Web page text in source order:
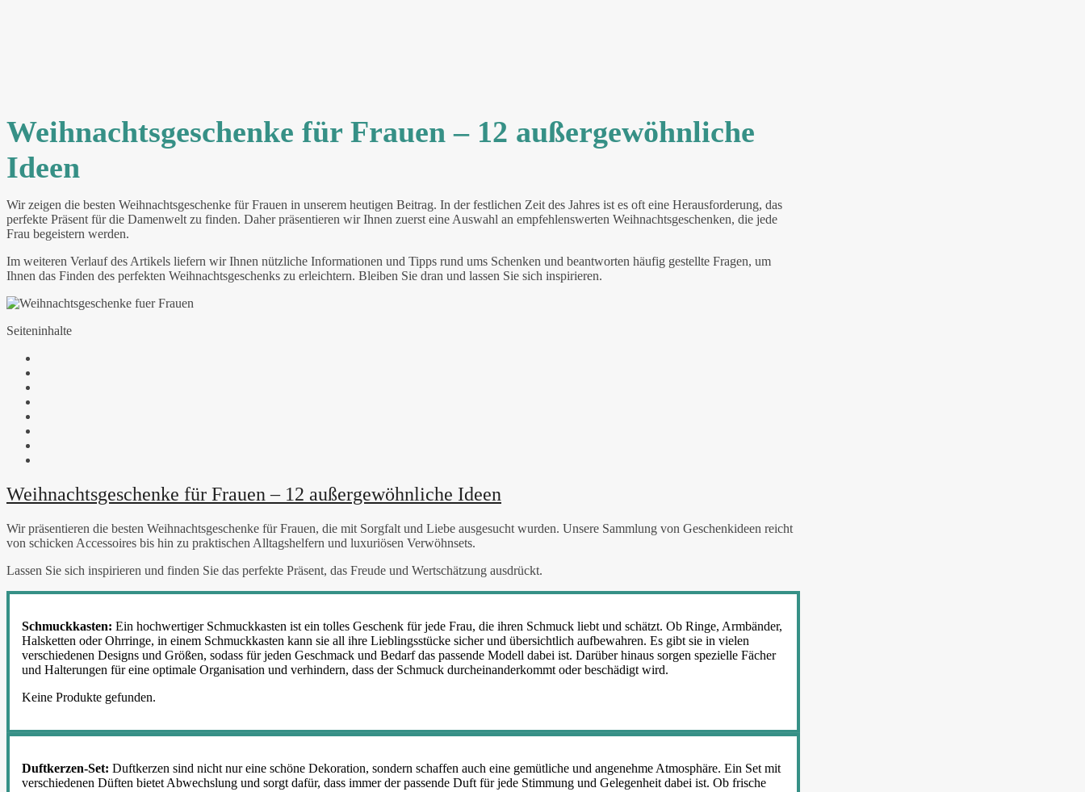
Weihnachtsgeschenke für Frauen – 12 außergewöhnliche
Ideen
Wir zeigen die besten Weihnachtsgeschenke für Frauen in unserem heutigen Beitrag. In der festlichen Zeit des Jahres ist es oft eine Herausforderung, das
perfekte Präsent für die Damenwelt zu finden. Daher präsentieren wir Ihnen zuerst eine Auswahl an empfehlenswerten Weihnachtsgeschenken, die jede
Frau begeistern werden.
Im weiteren Verlauf des Artikels liefern wir Ihnen nützliche Informationen und Tipps rund ums Schenken und beantworten häufig gestellte Fragen, um
Ihnen das Finden des perfekten Weihnachtsgeschenks zu erleichtern. Bleiben Sie dran und lassen Sie sich inspirieren.
Seiteninhalte
Weihnachtsgeschenke für Frauen – 12 außergewöhnliche Ideen
Wir präsentieren die besten Weihnachtsgeschenke für Frauen, die mit Sorgfalt und Liebe ausgesucht wurden. Unsere Sammlung von Geschenkideen reicht
von schicken Accessoires bis hin zu praktischen Alltagshelfern und luxuriösen Verwöhnsets.
Lassen Sie sich inspirieren und finden Sie das perfekte Präsent, das Freude und Wertschätzung ausdrückt.
Schmuckkasten: Ein hochwertiger Schmuckkasten ist ein tolles Geschenk für jede Frau, die ihren Schmuck liebt und schätzt. Ob Ringe, Armbänder,
Halsketten oder Ohrringe, in einem Schmuckkasten kann sie all ihre Lieblingsstücke sicher und übersichtlich aufbewahren. Es gibt sie in vielen
verschiedenen Designs und Größen, sodass für jeden Geschmack und Bedarf das passende Modell dabei ist. Darüber hinaus sorgen spezielle Fächer
und Halterungen für eine optimale Organisation und verhindern, dass der Schmuck durcheinanderkommt oder beschädigt wird.
Keine Produkte gefunden.
Duftkerzen-Set: Duftkerzen sind nicht nur eine schöne Dekoration, sondern schaffen auch eine gemütliche und angenehme Atmosphäre. Ein Set mit
verschiedenen Düften bietet Abwechslung und sorgt dafür, dass immer der passende Duft für jede Stimmung und Gelegenheit dabei ist. Ob frische